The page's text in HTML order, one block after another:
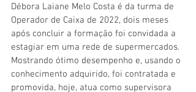
Débora Laiane Melo Costa é da turma de
Operador de Caixa de 2022, dois meses
após concluir a formação foi convidada a
estagiar em uma rede de supermercados.
Mostrando ótimo desempenho e, usando o
conhecimento adquirido, foi contratada e
promovida, hoje, atua como supervisora